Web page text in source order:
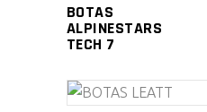
BOTAS
ALPINESTARS
TECH 7